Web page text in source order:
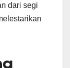
dari segi